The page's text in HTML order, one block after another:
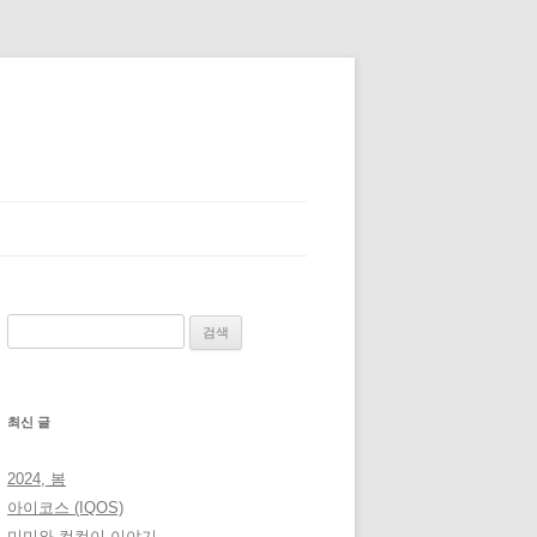
최신 글
2024, 봄
아이코스 (IQOS)